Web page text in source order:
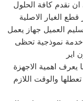
ان نقدم كافة الحلول
الغيار الاصلية
العميل جهاز يعمل
نموذجية تحظى
اير
يعرف اهمية الاجهزة
تعطلها والوقت اللازم